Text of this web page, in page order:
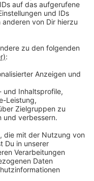
ohne
am Montag
Rahmen auch noch
einen
der DLRG und